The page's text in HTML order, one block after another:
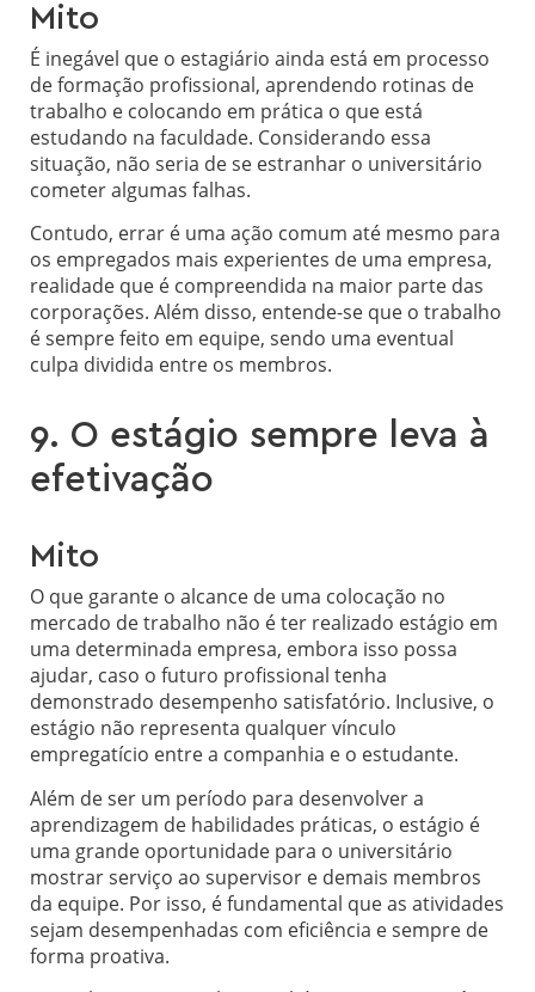
Mito
É inegável que o estagiário ainda está em processo
de formação profissional, aprendendo rotinas de
trabalho e colocando em prática o que está
estudando na faculdade. Considerando essa
situação, não seria de se estranhar o universitário
cometer algumas falhas.
Contudo, errar é uma ação comum até mesmo para
os empregados mais experientes de uma empresa,
realidade que é compreendida na maior parte das
corporações. Além disso, entende-se que o trabalho
é sempre feito em equipe, sendo uma eventual
culpa dividida entre os membros.
9. O estágio sempre leva à
efetivação
Mito
O que garante o alcance de uma colocação no
mercado de trabalho não é ter realizado estágio em
uma determinada empresa, embora isso possa
ajudar, caso o futuro profissional tenha
demonstrado desempenho satisfatório. Inclusive, o
estágio não representa qualquer vínculo
empregatício entre a companhia e o estudante.
Além de ser um período para desenvolver a
aprendizagem de habilidades práticas, o estágio é
uma grande oportunidade para o universitário
mostrar serviço ao supervisor e demais membros
da equipe. Por isso, é fundamental que as atividades
sejam desempenhadas com eficiência e sempre de
forma proativa.